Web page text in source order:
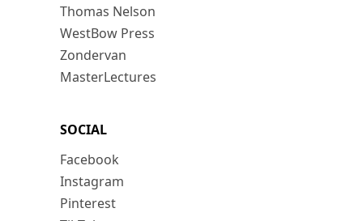
Thomas Nelson
WestBow Press
Zondervan
MasterLectures
SOCIAL
Facebook
Instagram
Pinterest